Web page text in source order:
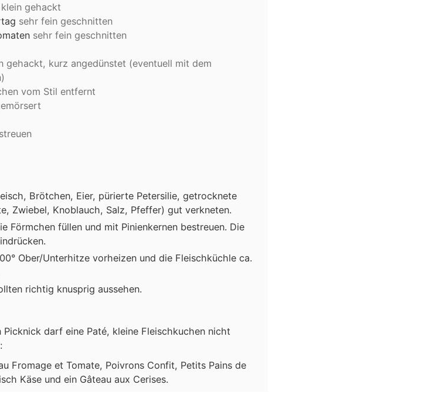
klein gehackt
sehr fein geschnitten
sehr fein geschnitten
gehackt, kurz angedünstet (eventuell mit dem
vom Stil entfernt
Brötchen, Eier, pürierte Petersilie, getrocknete
Zwiebel, Knoblauch, Salz, Pfeffer) gut verkneten.
Förmchen füllen und mit Pinienkernen bestreuen. Die
Ober/Unterhitze vorheizen und die Fleischküchle ca.
richtig knusprig aussehen.
Picknick darf eine Paté, kleine Fleischkuchen nicht
Fromage et Tomate, Poivrons Confit, Petits Pains de
Käse und ein Gâteau aux Cerises.